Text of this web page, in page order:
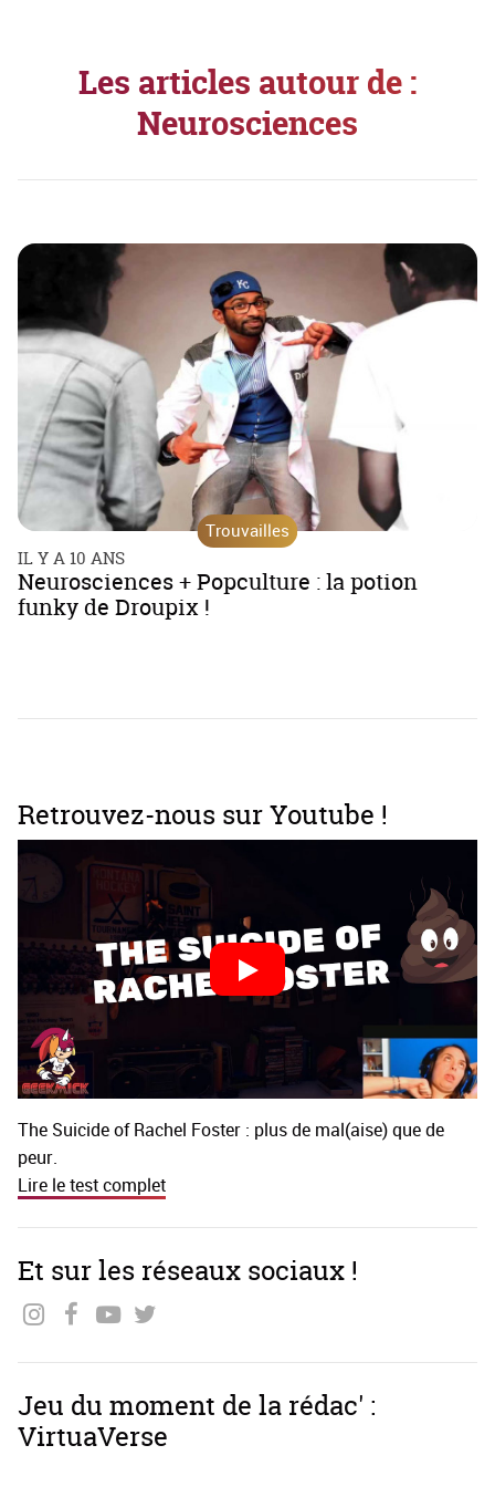
Les articles autour de :
Neurosciences
Trouvailles
IL Y A 10 ANS
Neurosciences + Popculture : la potion
funky de Droupix !
Retrouvez-nous sur Youtube !
The Suicide of Rachel Foster : plus de mal(aise) que de
peur.
Lire le test complet
Et sur les réseaux sociaux !
Jeu du moment de la rédac' :
VirtuaVerse